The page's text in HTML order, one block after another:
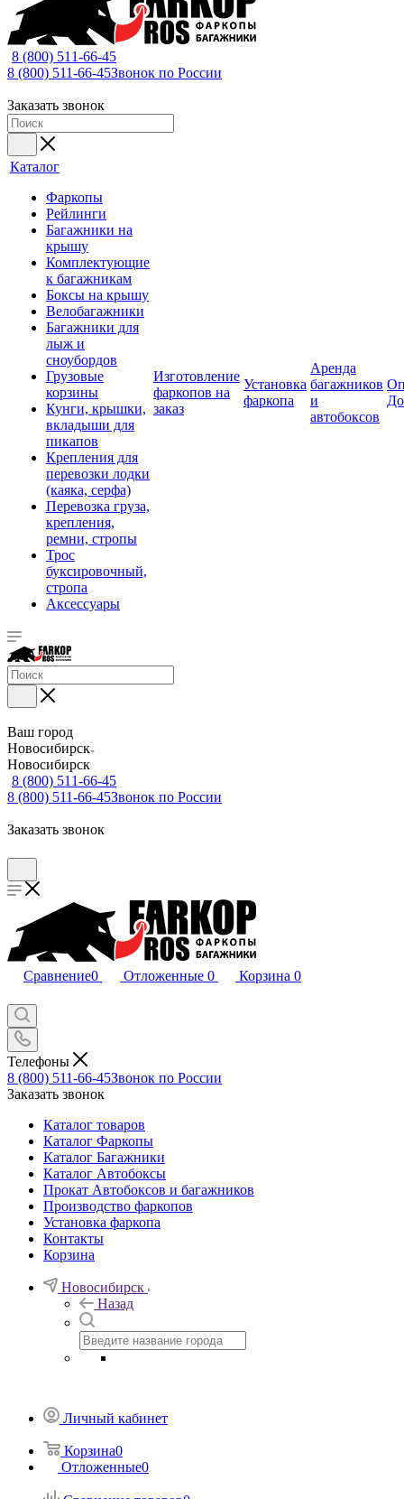
8 (800) 511-66-45
8 (800) 511-66-45Звонок по России
Заказать звонок
Каталог
Фаркопы
Рейлинги
Багажники на
крышу
Комплектующие
к багажникам
Боксы на крышу
Велобагажники
Багажники для
лыж и
сноубордов
Грузовые
корзины
Кунги, крышки,
вкладыши для
пикапов
Крепления для
перевозки лодки
(каяка, серфа)
Перевозка груза,
крепления,
ремни, стропы
Трос
буксировочный,
стропа
Аксессуары
Изготовление
фаркопов на
заказ
Установка
фаркопа
Аренда
багажников
и
автобоксов
Ваш город
Новосибирск
Новосибирск
8 (800) 511-66-45
8 (800) 511-66-45Звонок по России
Заказать звонок
Сравнение0 Отложенные 0 Корзина 0
Телефоны
8 (800) 511-66-45Звонок по России
Заказать звонок
Каталог товаров
Каталог Фаркопы
Каталог Багажники
Каталог Автобоксы
Прокат Автобоксов и багажников
Производство фаркопов
Установка фаркопа
Контакты
Корзина
Новосибирск
Назад
Личный кабинет
Корзина0
Отложенные0